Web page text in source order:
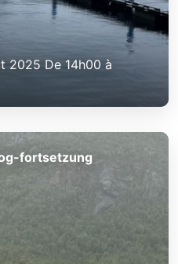
2025 De 14h00 à
fortsetzung